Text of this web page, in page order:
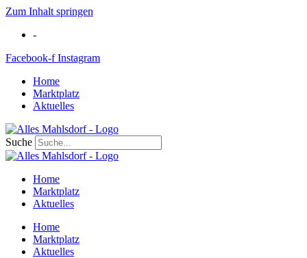
Zum Inhalt springen
-
Facebook-f Instagram
Home
Marktplatz
Aktuelles
Suche
Home
Marktplatz
Aktuelles
Home
Marktplatz
Aktuelles